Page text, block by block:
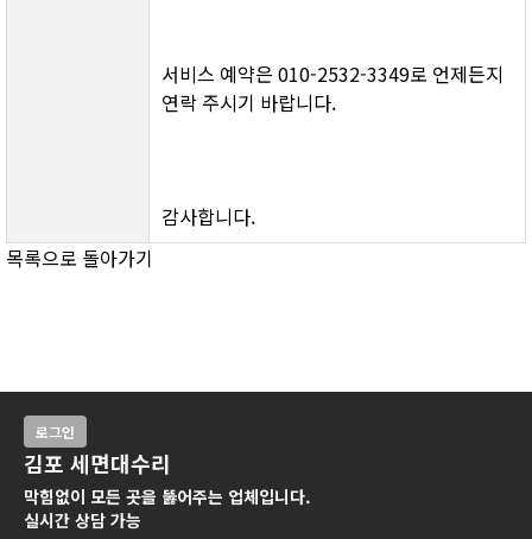
서비스 예약은 010-2532-3349로 언제든지
연락 주시기 바랍니다.
감사합니다.
목록으로 돌아가기
로그인
김포 세면대수리
막힘없이 모든 곳을 뚫어주는 업체입니다.
실시간 상담 가능